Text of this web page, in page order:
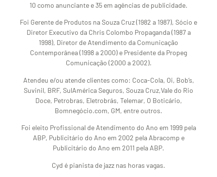
10 como anunciante e 35 em agências de publicidade.
Foi Gerente de Produtos na Souza Cruz (1982 a 1987), Sócio e
Diretor Executivo da Chris Colombo Propaganda (1987 a
1998), Diretor de Atendimento da Comunicação
Contemporânea (1998 a 2000) e Presidente da Propeg
Comunicação (2000 a 2002).
Atendeu e/ou atende clientes como: Coca-Cola, Oi, Bob’s,
Suvinil, BRF, SulAmérica Seguros, Souza Cruz,Vale do Rio
Doce, Petrobras, Eletrobrás, Telemar, O Boticário,
Bomnegócio.com, GM, entre outros.
Foi eleito Profissional de Atendimento do Ano em 1999 pela
ABP, Publicitário do Ano em 2002 pela Abracomp e
Publicitário do Ano em 2011 pela ABP.
Cyd é pianista de jazz nas horas vagas.